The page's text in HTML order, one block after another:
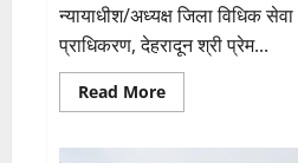
न्यायाधीश/अध्यक्ष जिला विधिक सेवा
प्राधिकरण, देहरादून श्री प्रेम...
Read MoreRead
more